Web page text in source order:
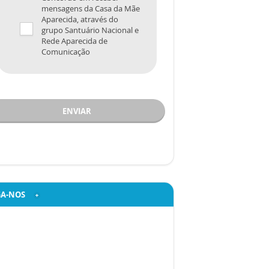
mensagens da Casa da Mãe
Aparecida, através do
grupo Santuário Nacional e
Rede Aparecida de
Comunicação
ENVIAR
NOS